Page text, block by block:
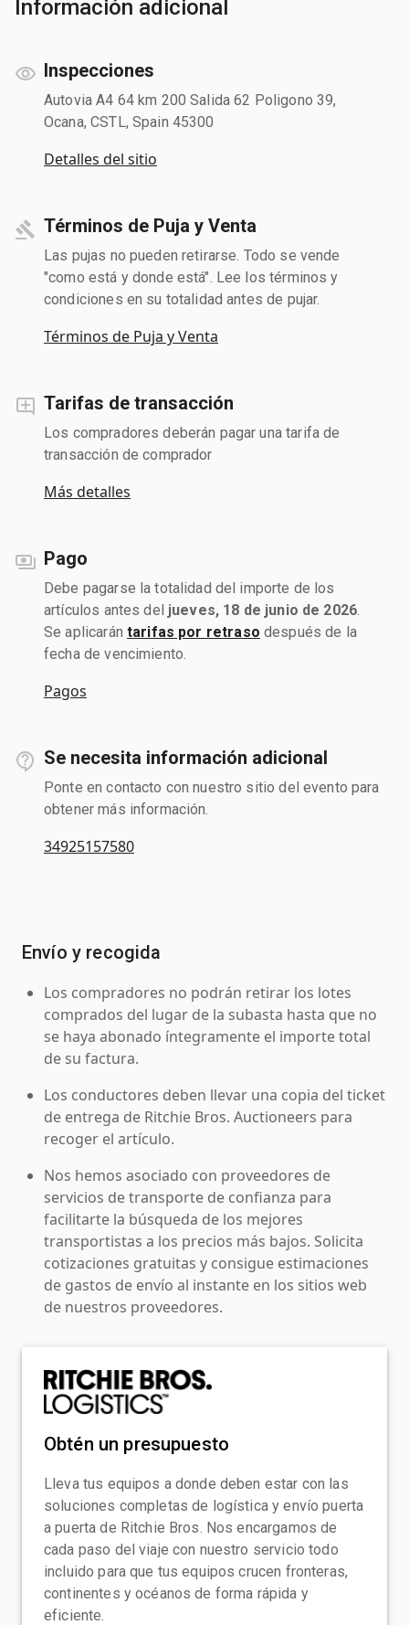
Información adicional
Inspecciones
Autovia A4 64 km 200 Salida 62 Poligono 39,
Ocana, CSTL, Spain 45300
Detalles del sitio
Términos de Puja y Venta
Las pujas no pueden retirarse. Todo se vende
"como está y donde está". Lee los términos y
condiciones en su totalidad antes de pujar.
Términos de Puja y Venta
Tarifas de transacción
Los compradores deberán pagar una tarifa de
transacción de comprador
Más detalles
Pago
Debe pagarse la totalidad del importe de los
artículos antes del jueves, 18 de junio de 2026
Se aplicarán tarifas por retraso después de la
fecha de vencimiento.
Pagos
Se necesita información adicional
Ponte en contacto con nuestro sitio del evento para
obtener más información.
34925157580
Envío y recogida
Los compradores no podrán retirar los lotes
comprados del lugar de la subasta hasta que no
se haya abonado íntegramente el importe total
de su factura.
Los conductores deben llevar una copia del ticket
de entrega de Ritchie Bros. Auctioneers para
recoger el artículo.
Nos hemos asociado con proveedores de
servicios de transporte de confianza para
facilitarte la búsqueda de los mejores
transportistas a los precios más bajos. Solicita
cotizaciones gratuitas y consigue estimaciones
de gastos de envío al instante en los sitios web
de nuestros proveedores.
Obtén un presupuesto
Lleva tus equipos a donde deben estar con las
soluciones completas de logística y envío puerta
a puerta de Ritchie Bros. Nos encargamos de
cada paso del viaje con nuestro servicio todo
incluido para que tus equipos crucen fronteras,
continentes y océanos de forma rápida y
eficiente.